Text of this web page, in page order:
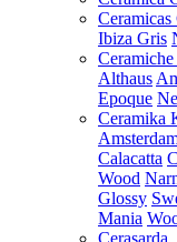
Ceramicas
Ibiza Gris
Althaus
Epoque
Ceramika
Calacatta
Wood
Glossy
Mania